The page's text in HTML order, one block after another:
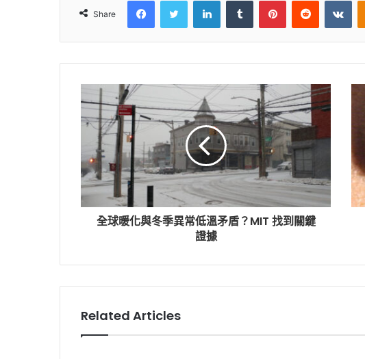
Share
全球暖化與冬季異常低溫矛盾？MIT 找到關鍵
證據
Related Articles